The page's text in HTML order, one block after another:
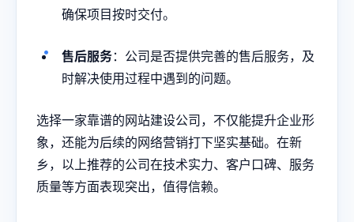
确保项目按时交付。
售后服务：公司是否提供完善的售后服务，及
时解决使用过程中遇到的问题。
选择一家靠谱的网站建设公司，不仅能提升企业形
象，还能为后续的网络营销打下坚实基础。在新
乡，以上推荐的公司在技术实力、客户口碑、服务
质量等方面表现突出，值得信赖。